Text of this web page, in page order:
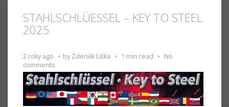
STAHLSCHLÜESSEL – KEY TO STEEL
2025
2 roky ago by Zdeněk Liška 1 min read
No
comments